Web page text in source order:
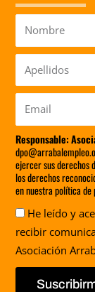
Nombre
Apellidos
Email
Responsable:
ejercer sus derechos
los derechos
en nuestra política de
Aceptación
He leído y
recibir
Asociación